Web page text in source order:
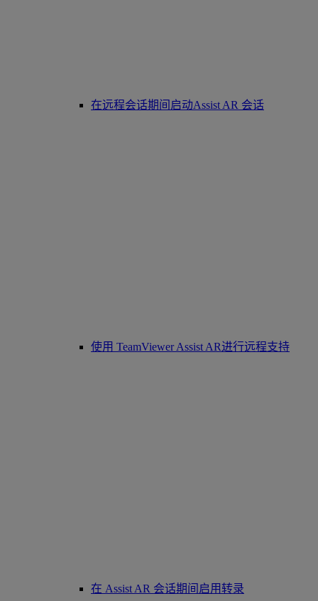
在远程会话期间启动Assist AR 会话
使用 TeamViewer Assist AR进行远程支持
在 Assist AR 会话期间启用转录